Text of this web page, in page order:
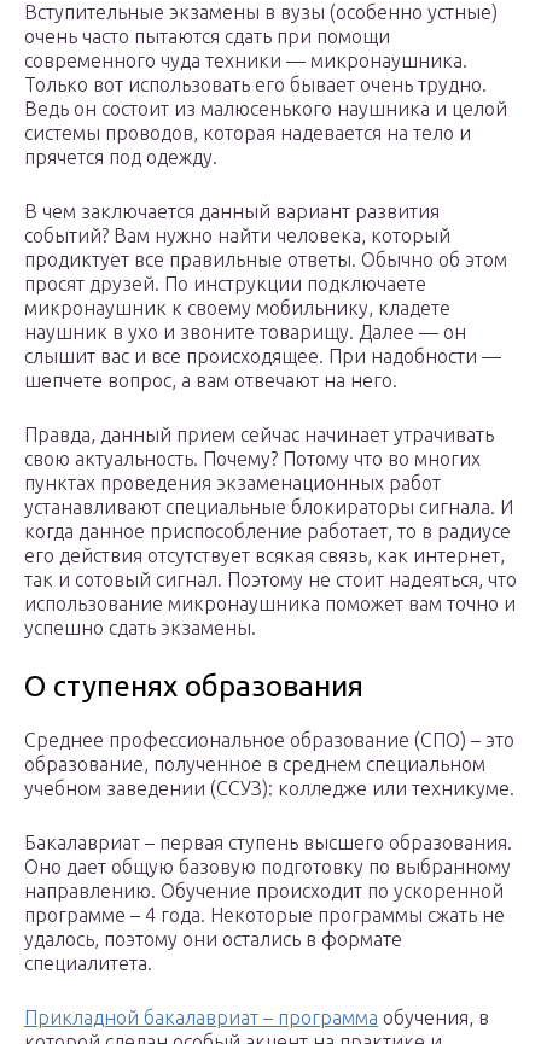
Вступительные экзамены в вузы (особенно устные)
очень часто пытаются сдать при помощи
современного чуда техники — микронаушника.
Только вот использовать его бывает очень трудно.
Ведь он состоит из малюсенького наушника и целой
системы проводов, которая надевается на тело и
прячется под одежду.
В чем заключается данный вариант развития
событий? Вам нужно найти человека, который
продиктует все правильные ответы. Обычно об этом
просят друзей. По инструкции подключаете
микронаушник к своему мобильнику, кладете
наушник в ухо и звоните товарищу. Далее — он
слышит вас и все происходящее. При надобности —
шепчете вопрос, а вам отвечают на него.
Правда, данный прием сейчас начинает утрачивать
свою актуальность. Почему? Потому что во многих
пунктах проведения экзаменационных работ
устанавливают специальные блокираторы сигнала. И
когда данное приспособление работает, то в радиусе
его действия отсутствует всякая связь, как интернет,
так и сотовый сигнал. Поэтому не стоит надеяться, что
использование микронаушника поможет вам точно и
успешно сдать экзамены.
О ступенях образования
Среднее профессиональное образование (СПО) – это
образование, полученное в среднем специальном
учебном заведении (ССУЗ): колледже или техникуме.
Бакалавриат – первая ступень высшего образования.
Оно дает общую базовую подготовку по выбранному
направлению. Обучение происходит по ускоренной
программе – 4 года. Некоторые программы сжать не
удалось, поэтому они остались в формате
специалитета.
Прикладной бакалавриат – программа обучения, в